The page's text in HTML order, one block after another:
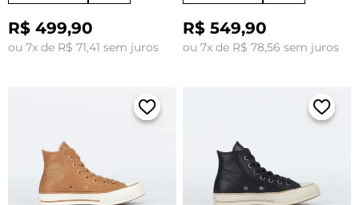
R$ 499,90
ou 7x de R$ 71,41 sem juros
R$ 549,90
ou 7x de R$ 78,56 sem juros